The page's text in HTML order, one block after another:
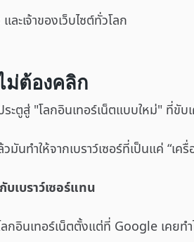
ะเจ้าของเว็บไซต์ทั่วโลก
ม่ต้องคลิก
ะตูสู่ "โลกอินเทอร์เน็ตแบบใหม่" ที่ขั
นทำให้จากเบราว์เซอร์ที่เป็นแค่ “เ
เบราว์เซอร์แทน
อินเทอร์เน็ตตั้งแต่ที่ Google เคยท